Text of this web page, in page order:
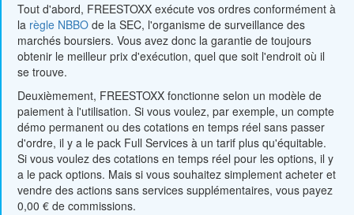
Tout d'abord, FREESTOXX exécute vos ordres conformément à
la règle NBBO de la SEC, l'organisme de surveillance des
marchés boursiers. Vous avez donc la garantie de toujours
obtenir le meilleur prix d'exécution, quel que soit l'endroit où il
se trouve.
Deuxièmement, FREESTOXX fonctionne selon un modèle de
paiement à l'utilisation. Si vous voulez, par exemple, un compte
démo permanent ou des cotations en temps réel sans passer
d'ordre, il y a le pack Full Services à un tarif plus qu'équitable.
Si vous voulez des cotations en temps réel pour les options, il y
a le pack options. Mais si vous souhaitez simplement acheter et
vendre des actions sans services supplémentaires, vous payez
0,00 € de commissions.